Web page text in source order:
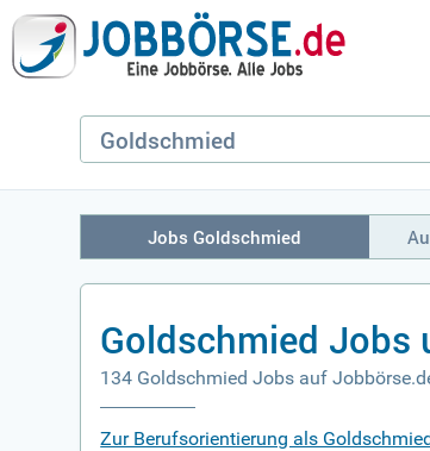
Jobs Goldschmied
Goldschmied Jobs
134 Goldschmied Jobs auf
Zur Berufsorientierung als